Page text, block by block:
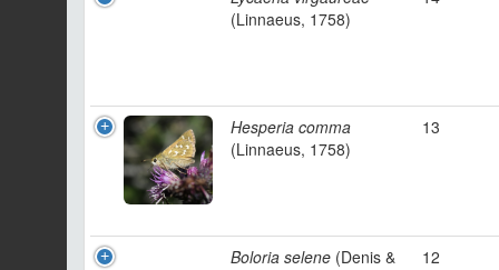
(Linnaeus, 1758)
Hesperia comma
(Linnaeus, 1758)
13
Boloria selene (Denis &
12